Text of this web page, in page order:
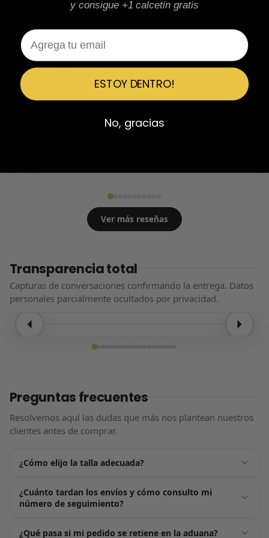
Ver 3 reseñas más de Javier
EV Emiliano Vega
Reseña en Trustpilot
★
Calidad brutal, zapatillas impolutas sin ningún rasguño, la caja
Ver más reseñas
Transparencia total
Capturas de conversaciones confirmando la entrega. Datos
personales parcialmente ocultados por privacidad.
Preguntas frecuentes
Resolvemos aquí las dudas que más nos plantean nuestros
clientes antes de comprar.
¿Cómo elijo la talla adecuada?
guía de tallas, pensada para ayudarte a acertar a la
primera. Por lo general, nuestros productos tallan de forma
¿Cuánto tardan los envíos y cómo consulto mi
número de seguimiento?
¿Qué pasa si mi pedido se retiene en la aduana?
y consigue +1 calcetin gratis
Email
ESTOY DENTRO!
No, gracias